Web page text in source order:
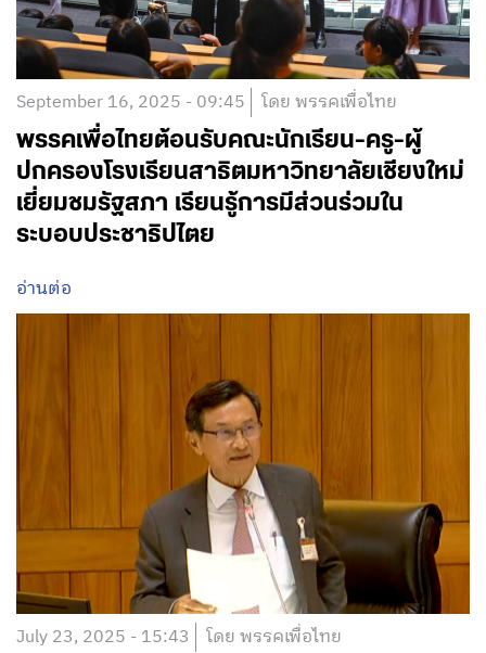
September 16, 2025 - 09:45 โดย พรรคเพื่อไทย
พรรคเพื่อไทยต้อนรับคณะนักเรียน-ครู-ผู้
ปกครองโรงเรียนสาธิตมหาวิทยาลัยเชียงใหม่
เยี่ยมชมรัฐสภา เรียนรู้การมีส่วนร่วมใน
ระบอบประชาธิปไตย
อ่านต่อ
July 23, 2025 - 15:43 โดย พรรคเพื่อไทย